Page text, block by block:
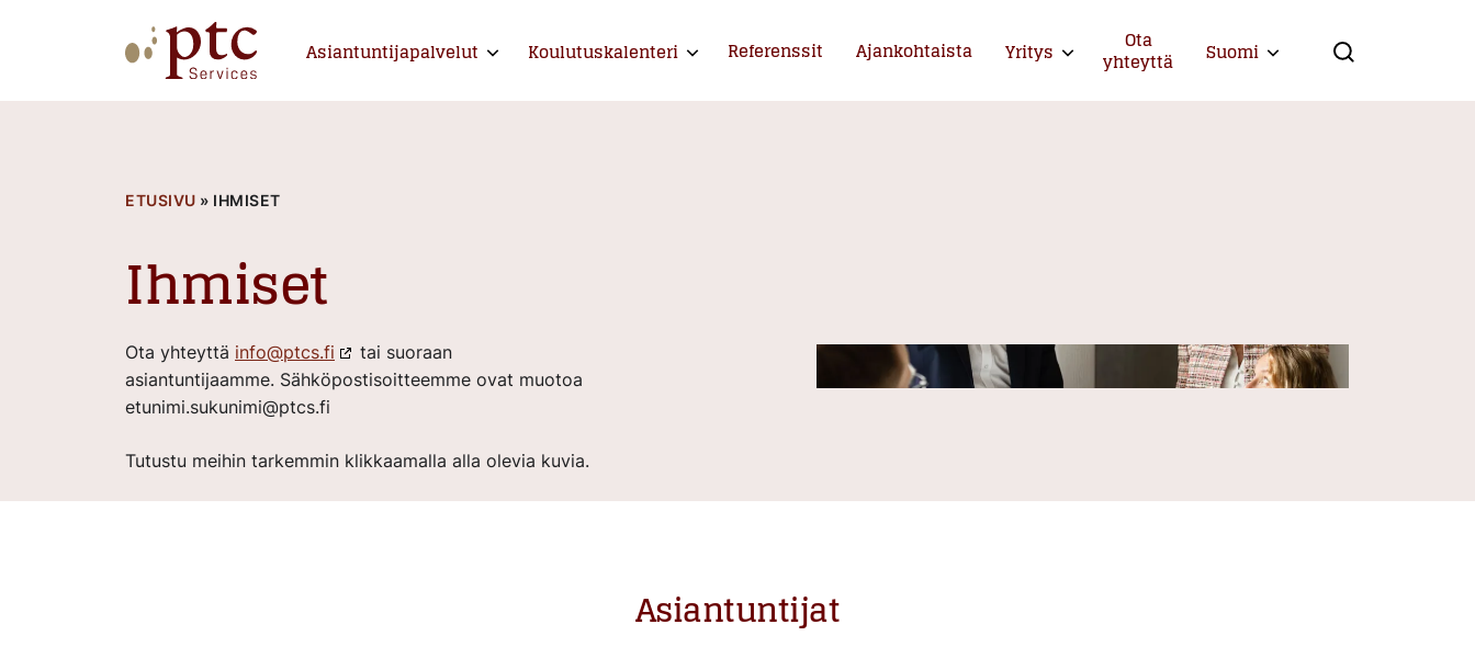
Asiantuntijapalvelut Expand child menu
Koulutuskalenteri Expand child menu
Referenssit Ajankohtaista Yritys Expand child menu
Ota
yhteyttä Suomi Expand child menu
ETUSIVU » IHMISET
Ihmiset
Ota yhteyttä info@ptcs.fi
tai suoraan
asiantuntijaamme. Sähköpostisoitteemme ovat muotoa
etunimi.sukunimi@ptcs.fi
Tutustu meihin tarkemmin klikkaamalla alla olevia kuvia.
Asiantuntijat